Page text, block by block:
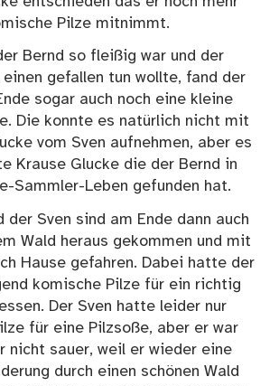
Pilze mitnimmt.
Bernd so fleißig war und der
gefallen tun wollte, fand der
sogar auch noch eine kleine
Die konnte es natürlich nicht mit
vom Sven aufnehmen, aber es
Krause Glucke die der Bernd in
Sammler-Leben gefunden hat.
der Sven sind am Ende dann auch
Wald heraus gekommen und mit
Hause gefahren. Dabei hatte der
komische Pilze für ein richtig
Der Sven hatte leider nur
für eine Pilzsoße, aber er war
nicht sauer, weil er wieder eine
durch einen schönen Wald